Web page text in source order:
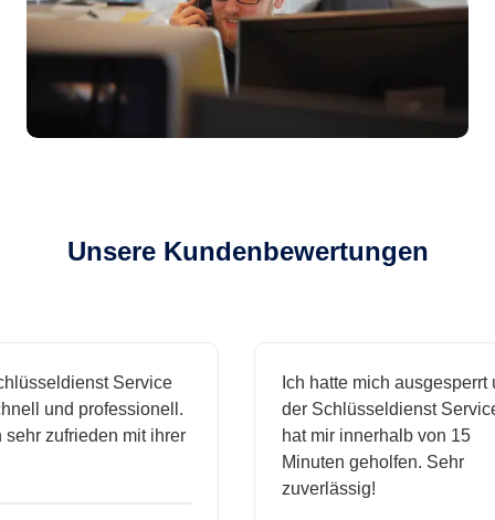
Unsere Kundenbewertungen
Service
und professionell.
zufrieden mit ihrer
Ich hatte mich ausgesperrt und
der Schlüsseldienst Service
hat mir innerhalb von 15
Minuten geholfen. Sehr
zuverlässig!